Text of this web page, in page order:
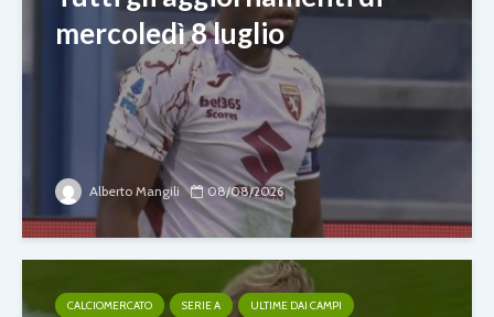
mercoledì 8 luglio
Alberto Mangili 08/08/2026
CALCIOMERCATO SERIE A ULTIME DAI CAMPI